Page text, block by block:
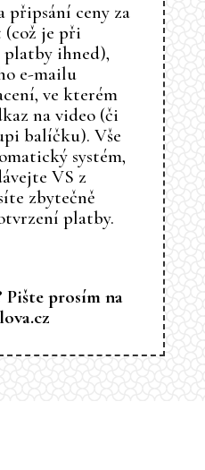
ceny za
(což je při
ihned),
e-mailu
ve kterém
na video (či
balíčku). Vše
systém,
VS z
zbytečně
platby.
Pište prosím na